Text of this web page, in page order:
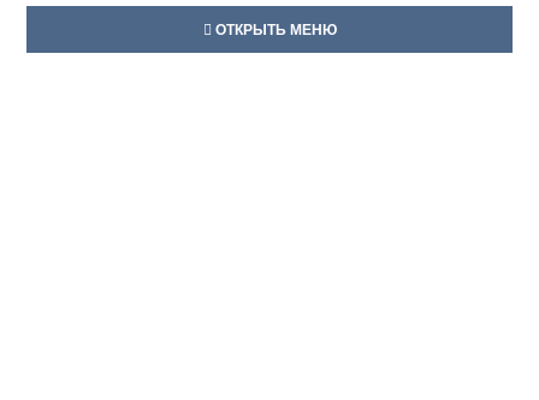
ОТКРЫТЬ МЕНЮ